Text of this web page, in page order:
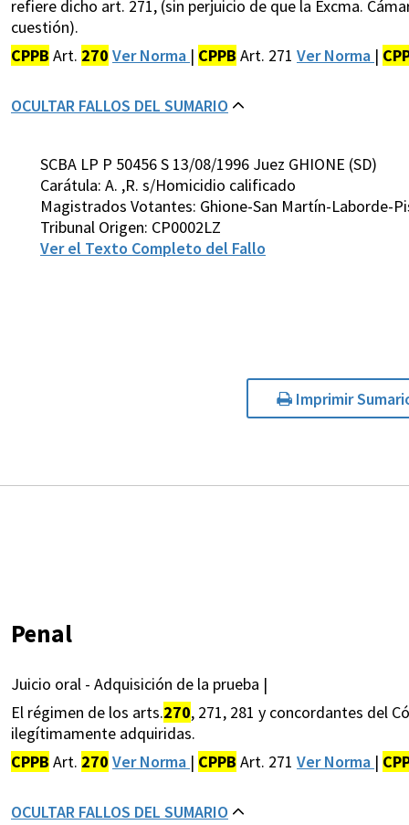
refiere dicho art. 271, (sin perjuicio de que la Excma.
cuestión).
CPPB Art. 270 Ver Norma | CPPB Art. 271 Ver Norma |
OCULTAR FALLOS DEL SUMARIO
SCBA LP P 50456 S 13/08/1996 Juez GHIONE (SD)
Carátula: A. ,R. s/Homicidio calificado
Magistrados Votantes: Ghione-San Martín-Laborde-
Tribunal Origen: CP0002LZ
Ver el Texto Completo del Fallo
Imprimir
Penal
Juicio oral - Adquisición de la prueba |
El régimen de los arts.270, 271, 281 y concordantes del
ilegítimamente adquiridas.
CPPB Art. 270 Ver Norma | CPPB Art. 271 Ver Norma |
OCULTAR FALLOS DEL SUMARIO